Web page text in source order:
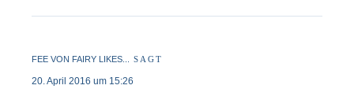
FEE VON FAIRY LIKES... SAGT
20. April 2016 um 15:26